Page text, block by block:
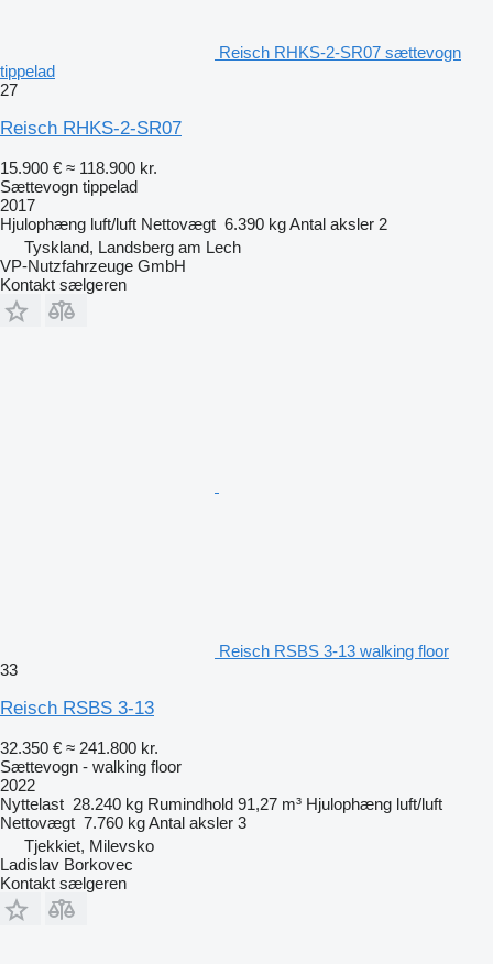
Reisch RHKS-2-SR07 sættevogn
tippelad
27
Reisch RHKS-2-SR07
15.900 € ≈ 118.900 kr.
Sættevogn tippelad
2017
Hjulophæng luft/luft Nettovægt 6.390 kgAntal aksler 2
Tyskland, Landsberg am Lech
VP-Nutzfahrzeuge GmbH
Kontakt sælgeren
Reisch RSBS 3-13 walking floor
33
Reisch RSBS 3-13
32.350 € ≈ 241.800 kr.
Sættevogn - walking floor
2022
Nyttelast 28.240 kg Rumindhold 91,27 m³ Hjulophæng luft/luft
Nettovægt 7.760 kgAntal aksler 3
Tjekkiet, Milevsko
Ladislav Borkovec
Kontakt sælgeren